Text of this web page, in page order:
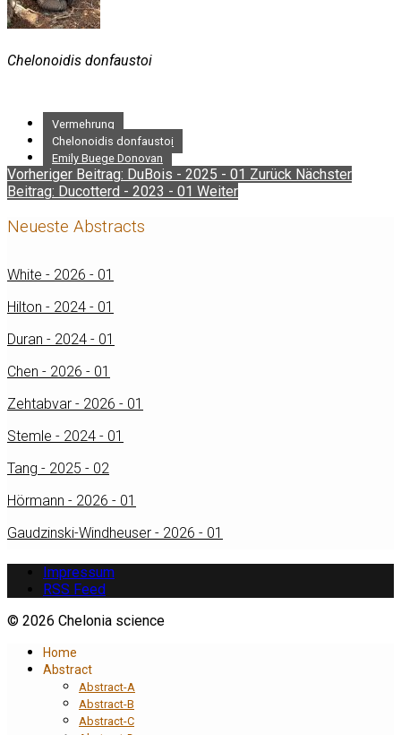
Chelonoidis donfaustoi
Vermehrung
Chelonoidis donfaustoi
Emily Buege Donovan
Vorheriger Beitrag: DuBois - 2025 - 01 Zurück Nächster
Beitrag: Ducotterd - 2023 - 01 Weiter
Neueste Abstracts
White - 2026 - 01
Hilton - 2024 - 01
Duran - 2024 - 01
Chen - 2026 - 01
Zehtabvar - 2026 - 01
Stemle - 2024 - 01
Tang - 2025 - 02
Hörmann - 2026 - 01
Gaudzinski-Windheuser - 2026 - 01
Impressum
RSS Feed
© 2026 Chelonia science
Home
Abstract
Abstract-A
Abstract-B
Abstract-C